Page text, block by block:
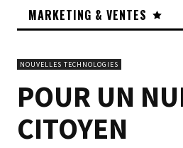
MARKETING & VENTES
NOUVELLES TECHNOLOGIES
POUR UN
CITOYEN